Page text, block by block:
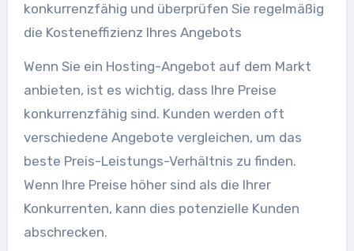
konkurrenzfähig und überprüfen Sie regelmäßig
die Kosteneffizienz Ihres Angebots
Wenn Sie ein Hosting-Angebot auf dem Markt
anbieten, ist es wichtig, dass Ihre Preise
konkurrenzfähig sind. Kunden werden oft
verschiedene Angebote vergleichen, um das
beste Preis-Leistungs-Verhältnis zu finden.
Wenn Ihre Preise höher sind als die Ihrer
Konkurrenten, kann dies potenzielle Kunden
abschrecken.